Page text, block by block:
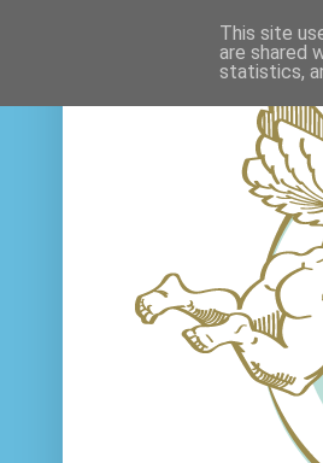
This site
are shared
statistics,